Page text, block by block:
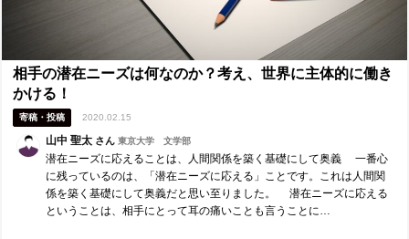
的アサーティブなコミュニケーションができていると思い込んでいま
したが、実際は相手のコミュニケーションスタイルによって、簡単に
アグレッシブになったり、パッシブになったりしてしまうことがある
なと気づけました。根本的には、自分の気持ちや相手の感情を言葉を
通じて理解する力が、まだまだ甘いのかなと感じています。これか
ら、しっかりと鍛えていきます！
相手の潜在ニーズは何なのか？考え、世界に主体的に働き
かける！
寄稿・投稿 2020.02.15
山中 聖太 さん 東京大学 文学部
潜在ニーズに応えることは、人間関係を築く基礎にして奥義 一番心
に残っているのは、「潜在ニーズに応える」ことです。これは人間関
係を築く基礎にして奥義だと思い至りました。 潜在ニーズに応える
ということは、相手にとって耳の痛いことも言うことに…